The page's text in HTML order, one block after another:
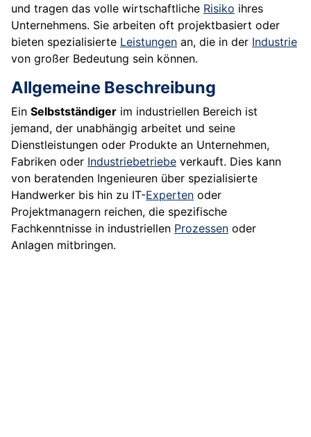
und tragen das volle wirtschaftliche Risiko ihres
Unternehmens. Sie arbeiten oft projektbasiert oder
bieten spezialisierte Leistungen an, die in der Industrie
von großer Bedeutung sein können.
Allgemeine Beschreibung
Ein Selbstständiger im industriellen Bereich ist
jemand, der unabhängig arbeitet und seine
Dienstleistungen oder Produkte an Unternehmen,
Fabriken oder Industriebetriebe verkauft. Dies kann
von beratenden Ingenieuren über spezialisierte
Handwerker bis hin zu IT-Experten oder
Projektmanagern reichen, die spezifische
Fachkenntnisse in industriellen Prozessen oder
Anlagen mitbringen.